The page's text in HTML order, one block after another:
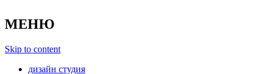
МЕНЮ
Skip to content
дизайн студия